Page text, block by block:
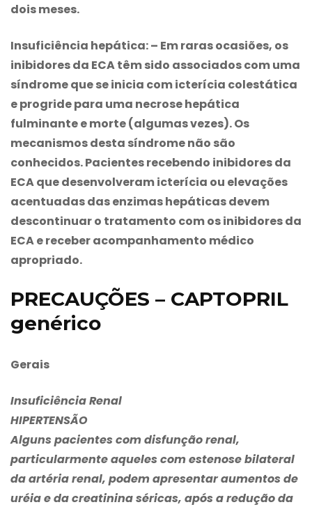
dois meses.
Insuficiência hepática:– Em raras ocasiões, os
inibidores da ECA têm sido associados com uma
síndrome que se inicia com icterícia colestática
e progride para uma necrose hepática
fulminante e morte (algumas vezes). Os
mecanismos desta síndrome não são
conhecidos. Pacientes recebendo inibidores da
ECA que desenvolveram icterícia ou elevações
acentuadas das enzimas hepáticas devem
descontinuar o tratamento com os inibidores da
ECA e receber acompanhamento médico
apropriado.
PRECAUÇÕES – CAPTOPRIL
genérico
Gerais
Insuficiência Renal
HIPERTENSÃO
Alguns pacientes com disfunção renal,
particularmente aqueles com estenose bilateral
da artéria renal, podem apresentar aumentos de
uréia e da creatinina séricas, após a redução da